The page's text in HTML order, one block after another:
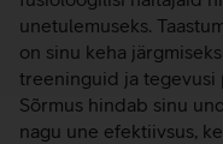
unetulemuseks.
on sinu keha
treeninguid ja tegevusi
Sõrmus hindab sinu
nagu une efektiivsus,